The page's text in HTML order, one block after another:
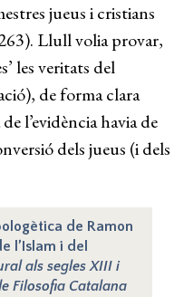
jueus i cristians
Llull volia provar,
les veritats del
de forma clara
l’evidència havia de
dels jueus (i dels
de Ramon
l’Islam i del
als segles XIII i
Filosofia Catalana